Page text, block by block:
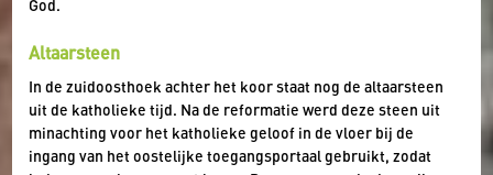
God.
Altaarsteen
In de zuidoosthoek achter het koor staat nog de altaarsteen
uit de katholieke tijd. Na de reformatie werd deze steen uit
minachting voor het katholieke geloof in de vloer bij de
ingang van het oostelijke toegangsportaal gebruikt, zodat